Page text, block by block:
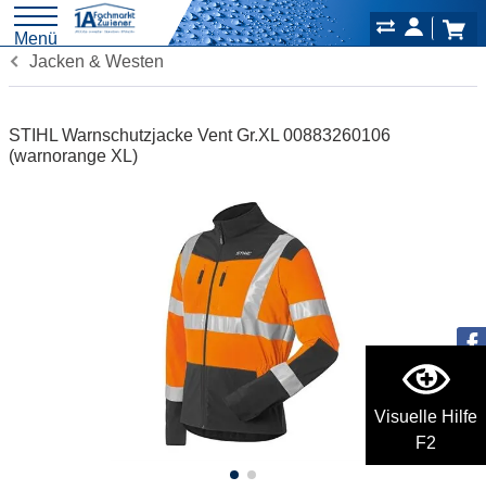
Visuelle Hilfe
F2
Menü
Jacken & Westen
STIHL Warnschutzjacke Vent Gr.XL 00883260106
(warnorange XL)